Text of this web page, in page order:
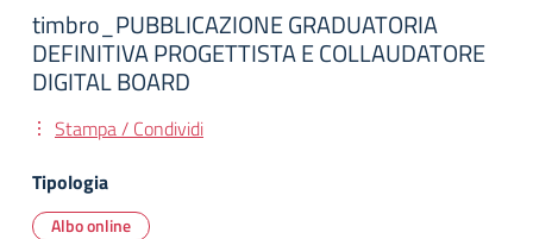
timbro_PUBBLICAZIONE GRADUATORIA
DEFINITIVA PROGETTISTA E COLLAUDATORE
DIGITAL BOARD
Stampa / Condividi
Tipologia
Albo online